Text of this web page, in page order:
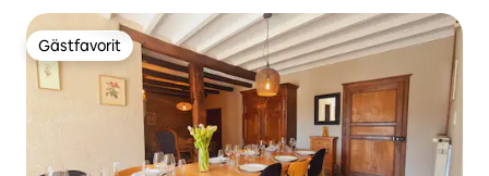
Gästfavorit
Gästfavorit